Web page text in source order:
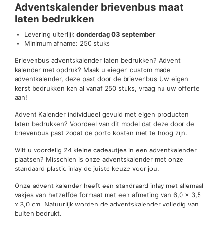
Adventskalender brievenbus maat
laten bedrukken
Levering uiterlijk donderdag 03 september
Minimum afname: 250 stuks
Brievenbus adventskalender laten bedrukken? Advent
kalender met opdruk? Maak u eiegen custom made
adventkalender, deze past door de brievenbus Uw eigen
kerst bedrukken kan al vanaf 250 stuks, vraag nu uw offerte
aan!
Advent Kalender individueel gevuld met eigen producten
laten bedrukken? Voordeel van dit model dat deze door de
brievenbus past zodat de porto kosten niet te hoog zijn.
Wilt u voordelig 24 kleine cadeautjes in een adventkalender
plaatsen? Misschien is onze adventskalender met onze
standaard plastic inlay de juiste keuze voor jou.
Onze advent kalender heeft een standraard inlay met allemaal
vakjes van hetzelfde formaat met een afmeting van 6,0 x 3,5
x 3,0 cm. Natuurlijk worden de adventskalender volledig van
buiten bedrukt.